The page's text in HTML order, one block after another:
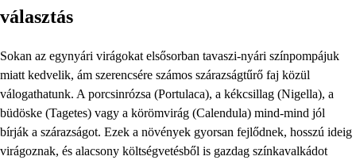
választás
Sokan az egynyári virágokat elsősorban tavaszi-nyári színpompájuk
miatt kedvelik, ám szerencsére számos szárazságtűrő faj közül
válogathatunk. A porcsinrózsa (Portulaca), a kékcsillag (Nigella), a
büdöske (Tagetes) vagy a körömvirág (Calendula) mind-mind jól
bírják a szárazságot. Ezek a növények gyorsan fejlődnek, hosszú ideig
virágoznak, és alacsony költségvetésből is gazdag színkavalkádot